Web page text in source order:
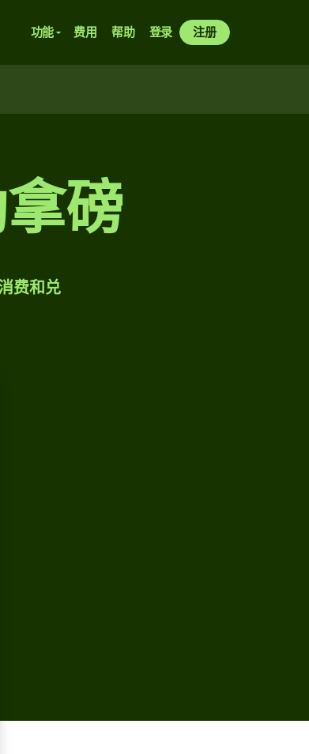
功能 费用 帮助 登录 注册
磅
费和兑